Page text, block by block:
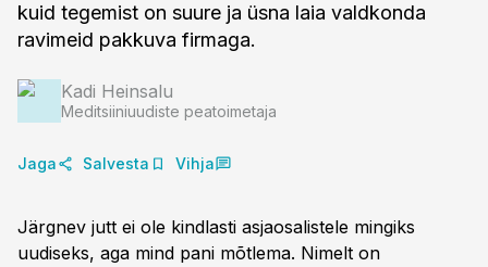
kuid tegemist on suure ja üsna laia valdkonda
ravimeid pakkuva firmaga.
Kadi Heinsalu
Meditsiiniuudiste peatoimetaja
Jaga Salvesta Vihja
Järgnev jutt ei ole kindlasti asjaosalistele mingiks
uudiseks, aga mind pani mõtlema. Nimelt on